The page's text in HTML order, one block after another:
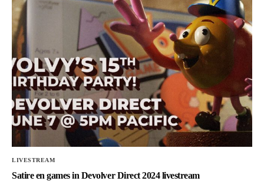
LIVESTREAM
Satire en games in Devolver Direct 2024 livestream